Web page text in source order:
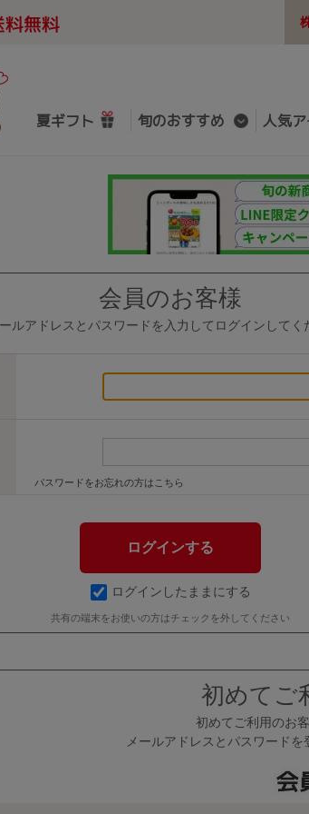
夏ギフト 旬のおすすめ 人気
会員のお客様
ールアドレスとパスワードを入力してログインしてく
パスワードをお忘れの方はこちら
ログインしたままにする
共有の端末をお使いの方はチェックを外してください
初めてご
初めてご利用のお
メールアドレスとパスワード